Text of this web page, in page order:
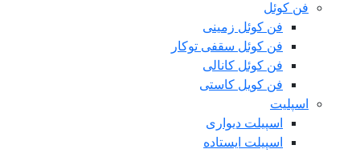
فن کوئل
فن کوئل زمینی
فن کوئل سقفی توکار
فن کوئل کانالی
فن کویل کاستی
اسپلیت
اسپیلت دیواری
اسپیلت ایستاده